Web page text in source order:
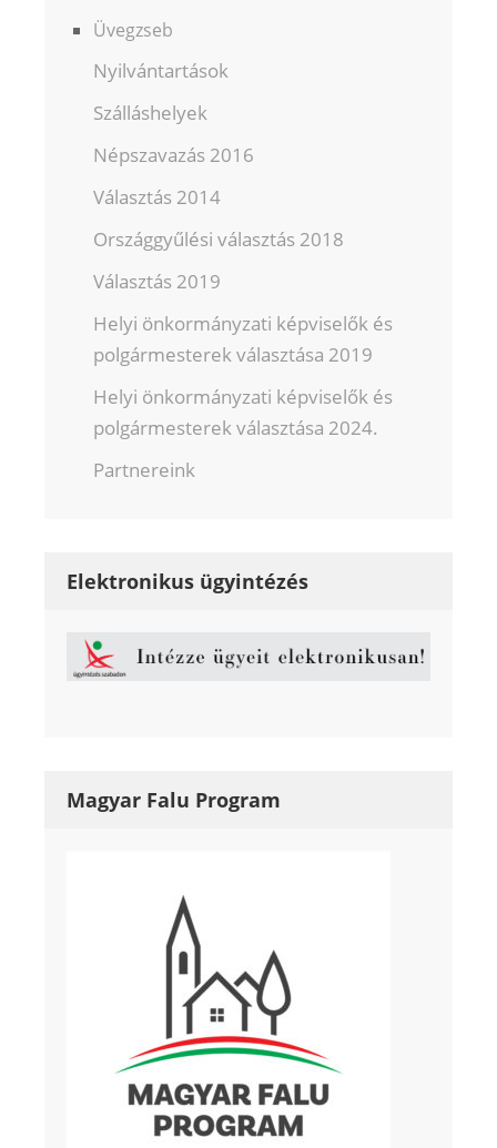
Üvegzseb
Nyilvántartások
Szálláshelyek
Népszavazás 2016
Választás 2014
Országgyűlési választás 2018
Választás 2019
Helyi önkormányzati képviselők és
polgármesterek választása 2019
Helyi önkormányzati képviselők és
polgármesterek választása 2024.
Partnereink
Elektronikus ügyintézés
Magyar Falu Program